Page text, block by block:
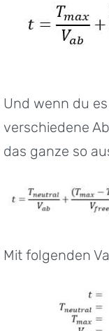
Und wenn du
verschiedene
das ganze so
Mit folgenden